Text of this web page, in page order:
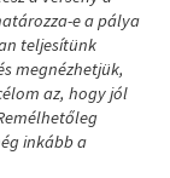
e a pálya
teljesítünk
megnézhetjük,
az, hogy jól
inkább a